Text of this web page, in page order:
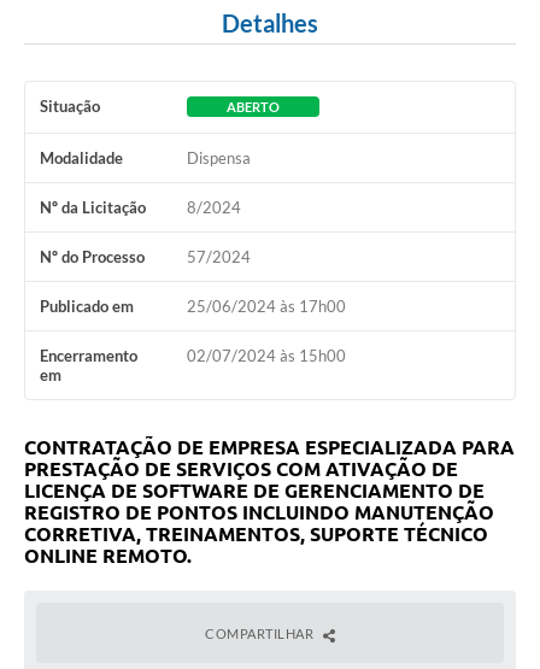
Detalhes
Situação ABERTO
Modalidade Dispensa
Nº da Licitação 8/2024
Nº do Processo 57/2024
Publicado em 25/06/2024 às 17h00
Encerramento
em
02/07/2024 às 15h00
CONTRATAÇÃO DE EMPRESA ESPECIALIZADA PARA
PRESTAÇÃO DE SERVIÇOS COM ATIVAÇÃO DE
LICENÇA DE SOFTWARE DE GERENCIAMENTO DE
REGISTRO DE PONTOS INCLUINDO MANUTENÇÃO
CORRETIVA, TREINAMENTOS, SUPORTE TÉCNICO
ONLINE REMOTO.
COMPARTILHAR